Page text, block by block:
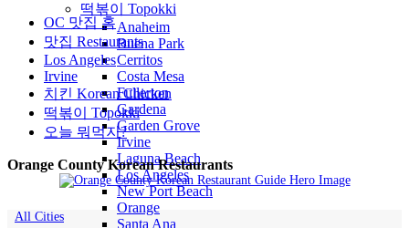
떡볶이 Topokki
Anaheim
Buena Park
Cerritos
Costa Mesa
Fullerton
Gardena
Garden Grove
Irvine
Laguna Beach
Los Angeles
New Port Beach
Orange
Santa Ana
OC 맛집 홈
맛집 Restaurants
Los Angeles
Irvine
치킨 Korean Chicken
떡볶이 Topokki
오늘 뭐먹지?
Orange County Korean Restaurants
All Cities